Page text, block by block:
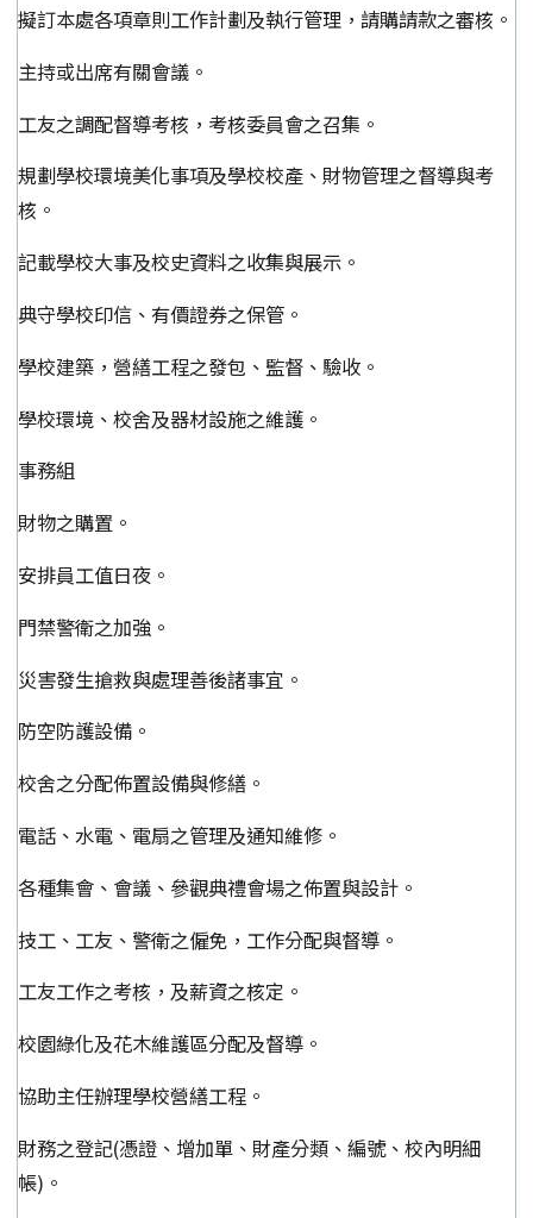
擬訂本處各項章則工作計劃及執行管理，請購請款之審核。
主持或出席有關會議。
工友之調配督導考核，考核委員會之召集。
規劃學校環境美化事項及學校校產、財物管理之督導與考
核。
記載學校大事及校史資料之收集與展示。
典守學校印信、有價證券之保管。
學校建築，營繕工程之發包、監督、驗收。
學校環境、校舍及器材設施之維護。
事務組
財物之購置。
安排員工值日夜。
門禁警衛之加強。
災害發生搶救與處理善後諸事宜。
防空防護設備。
校舍之分配佈置設備與修繕。
電話、水電、電扇之管理及通知維修。
各種集會、會議、參觀典禮會場之佈置與設計。
技工、工友、警衛之僱免，工作分配與督導。
工友工作之考核，及薪資之核定。
校園綠化及花木維護區分配及督導。
協助主任辦理學校營繕工程。
財務之登記(憑證、增加單、財產分類、編號、校內明細
帳)。